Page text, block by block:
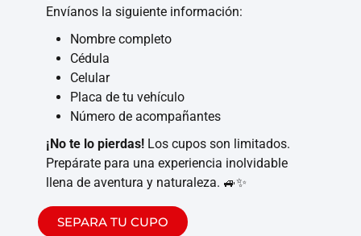
Envíanos la siguiente información:
Nombre completo
Cédula
Celular
Placa de tu vehículo
Número de acompañantes
¡No te lo pierdas!Los cupos son limitados.
Prepárate para una experiencia inolvidable
llena de aventura y naturaleza. 🚙✨
SEPARA TU CUPO